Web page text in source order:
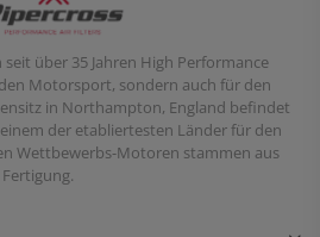
über 35 Jahren High Performance
Motorsport, sondern auch für den
in Northampton, England befindet
der etabliertesten Länder für den
Wettbewerbs-Motoren stammen aus